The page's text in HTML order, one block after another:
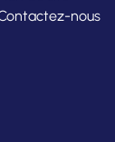
nous